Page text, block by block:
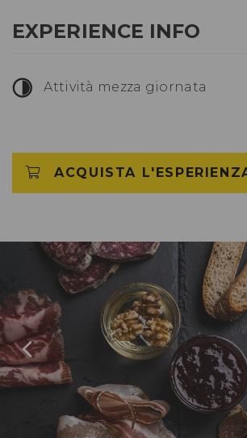
EXPERIENCE INFO
Attività mezza giornata
ACQUISTA